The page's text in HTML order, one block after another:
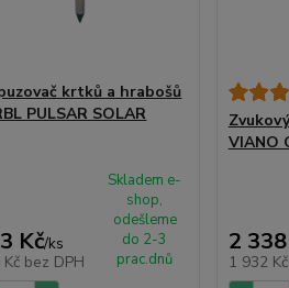
krtků a hrabošů
PULSAR SOLAR
Kč/ks
bez DPH
Skladem e-
shop,
odešleme
do 2-3
prac.dnů
VIANO
2
1 932 Kč